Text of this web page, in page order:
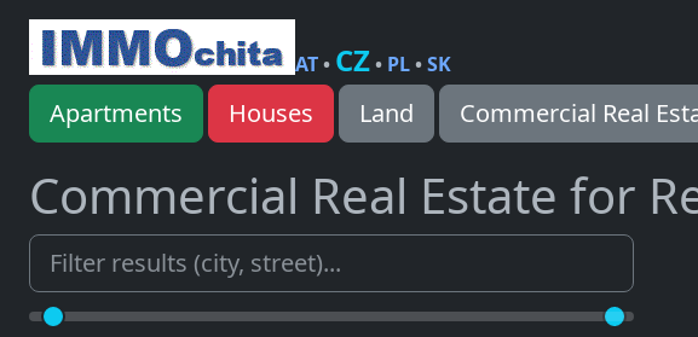
AT• CZ• PL•SK
Apartments Houses Land Commercial Real
Commercial Real Estate for